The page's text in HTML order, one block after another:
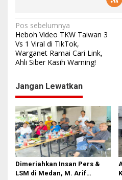
N
a
v
g
a
s
i
p
o
s
Pos sebelumnya
Heboh Video TKW Taiwan 3
Vs 1 Viral di TikTok,
Warganet Ramai Cari Link,
Ahli Siber Kasih Warning!
Jangan Lewatkan
Dimeriahkan Insan Pers &
LSM di Medan, M. Arif